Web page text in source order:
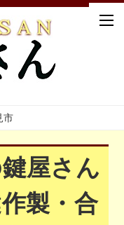
市
屋さん
製・合